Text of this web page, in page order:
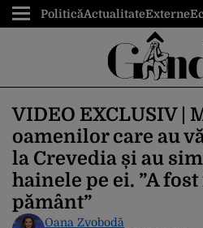
PoliticăActualitateExterne
VIDEO EXCLUSIV |
oamenilor care au
la Crevedia și au
hainele pe ei. ”A
pământ”
Oana Zvobodă